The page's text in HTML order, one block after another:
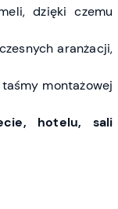
dzięki czemu
aranżacji,
montażowej
hotelu, sali